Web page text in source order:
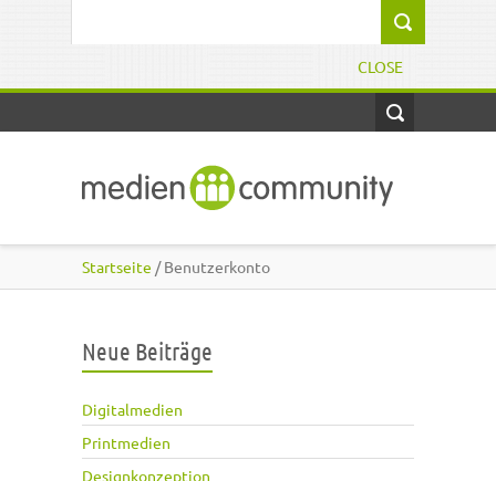
CLOSE
Startseite / Benutzerkonto
Neue Beiträge
Digitalmedien
Printmedien
Designkonzeption